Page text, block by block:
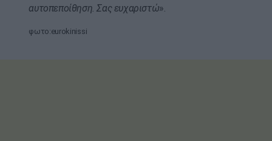
αυτοπεποίθηση. Σας ευχαριστώ».
φωτο:eurokinissi